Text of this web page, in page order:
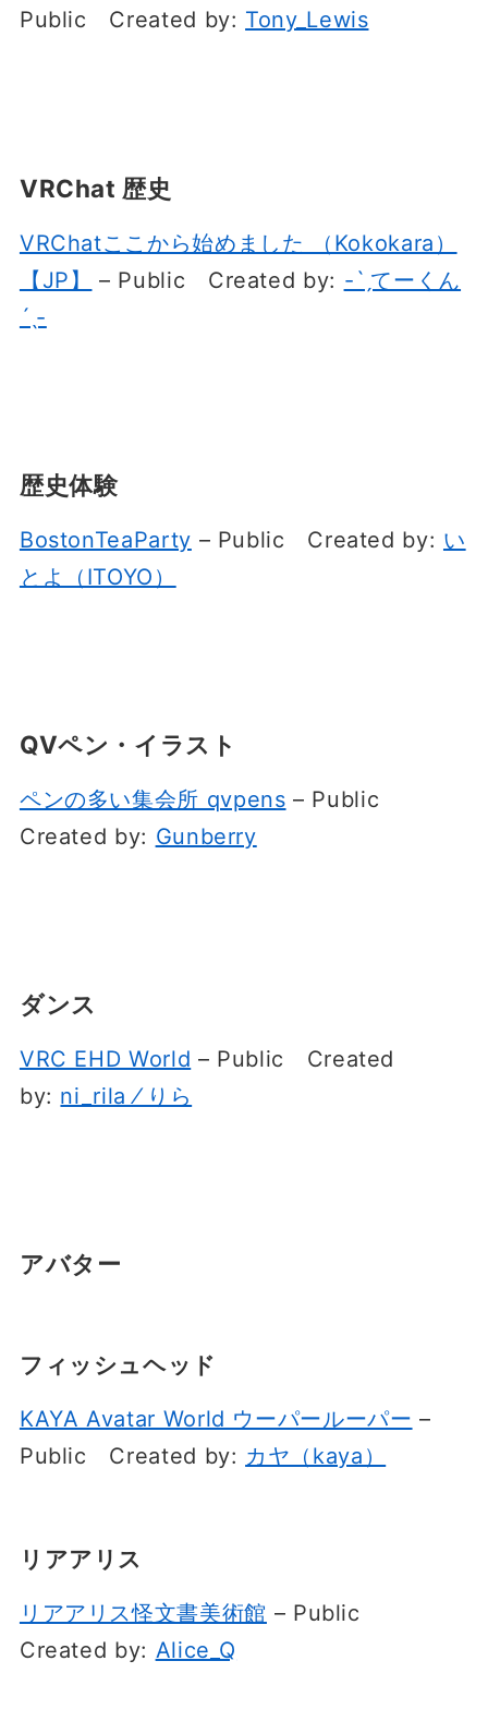
Public Created by: Tony_Lewis
VRChat 歴史
VRChatここから始めました （Kokokara）
【JP】
– Public Created by: -ˋˏてーくん
ˊˎ-
歴史体験
BostonTeaParty – Public Created by: い
とよ（ITOYO）
QVペン・イラスト
ペンの多い集会所 qvpens – Public
Created by: Gunberry
ダンス
VRC EHD World – Public Created
by: ni_rila ⁄ りら
アバター
フィッシュヘッド
KAYA Avatar World ウーパールーパー –
Public Created by: カヤ（kaya）
リアアリス
リアアリス怪文書美術館 – Public
Created by: Alice_Q